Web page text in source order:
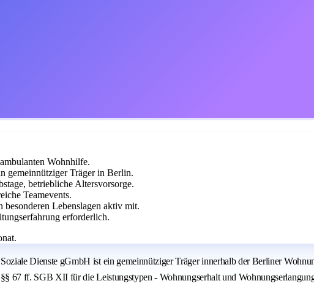
Wohnhilfe.
gemeinnütziger Träger in Berlin.
betriebliche Altersvorsorge.
Teamevents.
besonderen Lebenslagen aktiv mit.
erforderlich.
Dienste gGmbH ist ein gemeinnütziger Träger innerhalb der Berliner
67 ff. SGB XII für die Leistungstypen - Wohnungserhalt und